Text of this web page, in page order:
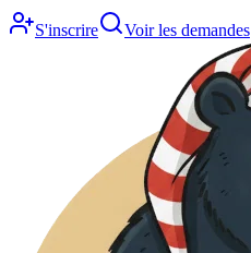
S'inscrire Voir les demandes